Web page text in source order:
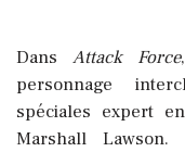
Dans Attack Force
personnage
spéciales expert
Marshall